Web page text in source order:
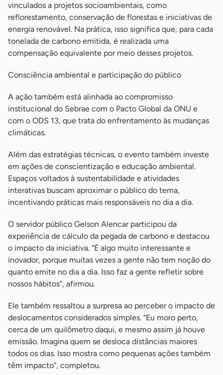
vinculados a projetos socioambientais, como
reflorestamento, conservação de florestas e iniciativas de
energia renovável. Na prática, isso significa que, para cada
tonelada de carbono emitida, é realizada uma
compensação equivalente por meio desses projetos.
Consciência ambiental e participação do público
A ação também está alinhada ao compromisso
institucional do Sebrae com o Pacto Global da ONU e
com o ODS 13, que trata do enfrentamento às mudanças
climáticas.
Além das estratégias técnicas, o evento também investe
em ações de conscientização e educação ambiental.
Espaços voltados à sustentabilidade e atividades
interativas buscam aproximar o público do tema,
incentivando práticas mais responsáveis no dia a dia.
O servidor público Gelson Alencar participou da
experiência de cálculo da pegada de carbono e destacou
o impacto da iniciativa. “É algo muito interessante e
inovador, porque muitas vezes a gente não tem noção do
quanto emite no dia a dia. Isso faz a gente refletir sobre
nossos hábitos”, afirmou.
Ele também ressaltou a surpresa ao perceber o impacto de
deslocamentos considerados simples. “Eu moro perto,
cerca de um quilômetro daqui, e mesmo assim já houve
emissão. Imagina quem se desloca distâncias maiores
todos os dias. Isso mostra como pequenas ações também
têm impacto”, completou.